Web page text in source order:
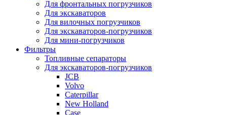
Для фронтальных погрузчиков
Для экскаваторов
Для вилочных погрузчиков
Для экскаваторов-погрузчиков
Для мини-погрузчиков
Фильтры
Топливные сепараторы
Для экскаваторов-погрузчиков
JCB
Volvo
Caterpillar
New Holland
Case